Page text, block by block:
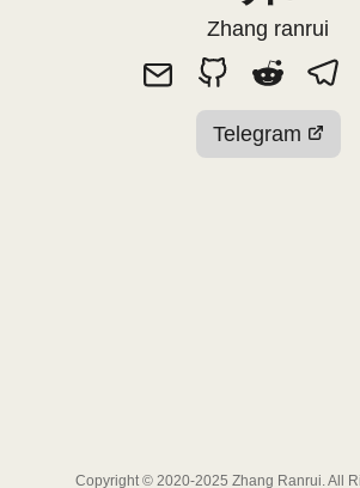
Zhang ranrui
Telegram
Copyright © 2020-2025 Zhang Ranrui. All